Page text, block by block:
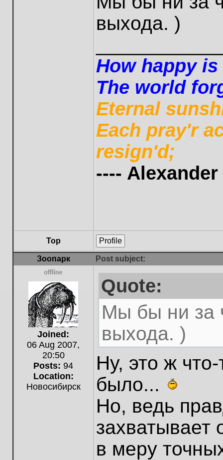
выхода. )
How happy
The world
Eternal
Each pray'r
resign'd;
---- Alexander
Top Profile
Зоопарк Post subject:
Offline
Joined:
06 Aug 2007,
20:50
Posts: 94
Location:
Новосибирск
Quote:
Мы бы ни за
выхода. )
Ну, это ж
было...
Но, ведь
захватывает
в меру